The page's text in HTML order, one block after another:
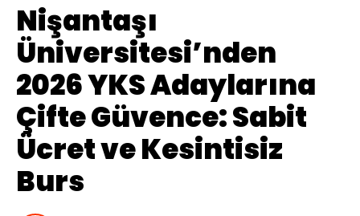
Nişantaşı
Üniversitesi’nden
2026 YKS Adaylarına
Çifte Güvence: Sabit
Ücret ve Kesintisiz
Burs